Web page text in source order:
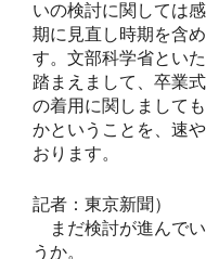
いの検討に関しては
期に見直し時期を含
す。文部科学省とい
踏まえまして、卒業
の着用に関しまして
かということを、速
おります。
記者：東京新聞）
まだ検討が進んでい
うか。